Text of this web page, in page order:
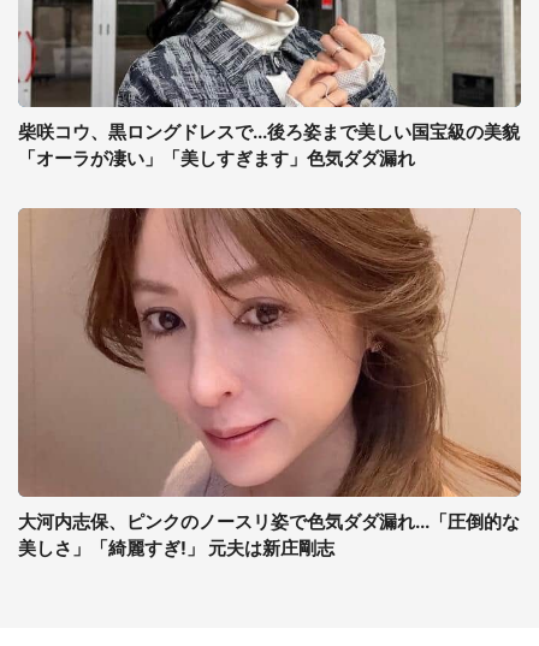
柴咲コウ、黒ロングドレスで...後ろ姿まで美しい国宝級の美貌
「オーラが凄い」「美しすぎます」色気ダダ漏れ
大河内志保、ピンクのノースリ姿で色気ダダ漏れ...「圧倒的な
美しさ」「綺麗すぎ!」 元夫は新庄剛志